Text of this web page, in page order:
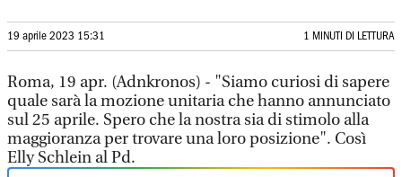
19 aprile 2023 15:31 1 MINUTI DI LETTURA
Roma, 19 apr. (Adnkronos) - "Siamo curiosi di sapere
quale sarà la mozione unitaria che hanno annunciato
sul 25 aprile. Spero che la nostra sia di stimolo alla
maggioranza per trovare una loro posizione". Così
Elly Schlein al Pd.